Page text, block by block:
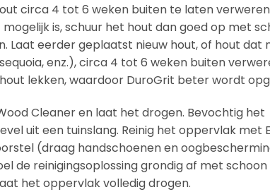
circa 4 tot 6 weken buiten te laten
is, schuur het hout dan goed op met
Laat eerder geplaatst nieuw hout, of hout dat
enz.), circa 4 tot 6 weken buiten
lekken, waardoor DuroGrit beter wordt
Cleaner en laat het drogen. Bevochtig het
uit een tuinslang. Reinig het oppervlak met
(draag handschoenen en
de reinigingsoplossing grondig af met
het oppervlak volledig drogen.